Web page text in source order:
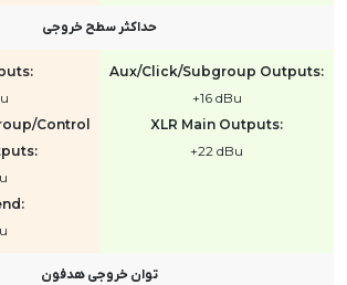
حداکثر سطح خروجی
Aux/Click/Subgroup Outputs:
+16 dBu
XLR Main Outputs:
+22 dBu
Control
توان خروجی هدفون